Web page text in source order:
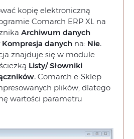
kopię elektroniczną
Comarch ERP XL na
Archiwum danych
Kompresja danych na: Nie.
znajduje się w module
Listy/ Słowniki
Comarch e-Sklep
plików, dlatego
wartości parametru